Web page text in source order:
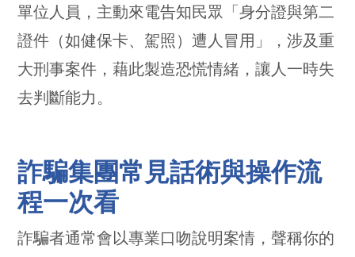
單位人員，主動來電告知民眾「身分證與第二
證件（如健保卡、駕照）遭人冒用」，涉及重
大刑事案件，藉此製造恐慌情緒，讓人一時失
去判斷能力。
詐騙集團常見話術與操作流
程一次看
詐騙者通常會以專業口吻說明案情，聲稱你的